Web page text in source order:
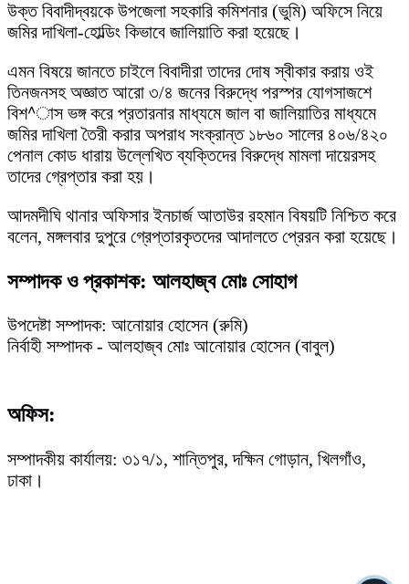
উক্ত বিবাদীদ্বয়কে উপজেলা সহকারি কমিশনার (ভুমি) অফিসে নিয়ে
জমির দাখিলা-হোল্ডিং কিভাবে জালিয়াতি করা হয়েছে।
এমন বিষয়ে জানতে চাইলে বিবাদীরা তাদের দোষ স্বীকার করায় ওই
তিনজনসহ অজ্ঞাত আরো ৩/৪ জনের বিরুদ্ধে পরস্পর যোগসাজশে
বিশ^াস ভঙ্গ করে প্রতারনার মাধ্যমে জাল বা জালিয়াতির মাধ্যমে
জমির দাখিলা তৈরী করার অপরাধ সংক্রান্ত ১৮৬০ সালের ৪০৬/৪২০
পেনাল কোড ধারায় উল্লেখিত ব্যক্তিদের বিরুদ্ধে মামলা দায়েরসহ
তাদের গ্রেপ্তার করা হয়।
আদমদীঘি থানার অফিসার ইনচার্জ আতাউর রহমান বিষয়টি নিশ্চিত করে
বলেন, মঙ্গলবার দুপুরে গ্রেপ্তারকৃতদের আদালতে প্রেরন করা হয়েছে।
সম্পাদক ও প্রকাশক: আলহাজ্ব মোঃ সোহাগ
উপদেষ্টা সম্পাদক: আনোয়ার হোসেন (রুমি)
নির্বাহী সম্পাদক - আলহাজ্ব মোঃ আনোয়ার হোসেন (বাবুল)
অফিস:
সম্পাদকীয় কার্যালয়: ৩১৭/১, শান্তিপুর, দক্ষিন গোড়ান, খিলগাঁও,
ঢাকা।